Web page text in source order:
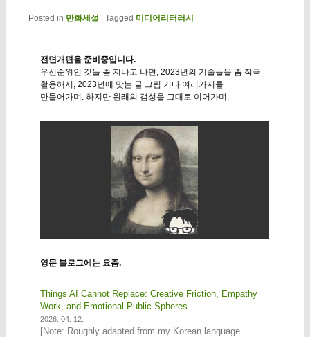
Posted in 만화세설 Tagged 미디어리터러시
전면개편을 준비중입니다.
우선순위인 것들 좀 지나고 나면, 2023년의 기술들을 좀 적극
활용해서, 2023년에 맞는 글 그림 기타 여러가지를
만들어가며. 하지만 원래의 갬성을 그대로 이어가며.
영문 블로그에는 요즘.
Things AI Cannot Replace: Creative Friction, Empathy
Work, and Emotional Public Spheres
2026. 04. 12.
[Note: Roughly adapted from my Korean language